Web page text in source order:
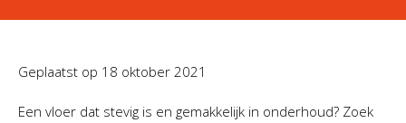
Geplaatst op 18 oktober 2021
Een vloer dat stevig is en gemakkelijk in onderhoud? Zoek